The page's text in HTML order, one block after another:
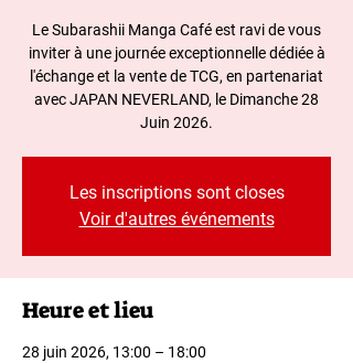
Le Subarashii Manga Café est ravi de vous
inviter à une journée exceptionnelle dédiée à
l'échange et la vente de TCG, en partenariat
avec JAPAN NEVERLAND, le Dimanche 28
Juin 2026.
Les inscriptions sont closes
Voir d'autres événements
Heure et lieu
28 juin 2026, 13:00 – 18:00